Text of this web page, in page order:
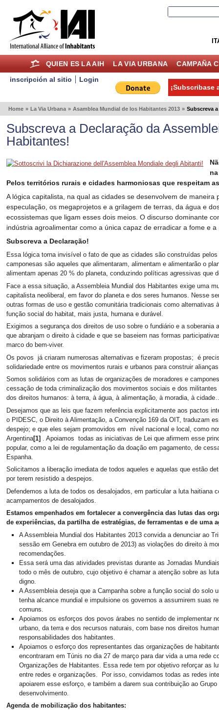
QUIEN ES LA AIH LA VIA URBANA CAMPAÑA
inscripción al sitio
Login
¡Subscribase
Home » La Via Urbana » Asamblea Mundial de los Habitantes 2013 » Subscreva
Subscreva a Declaração da
Habitantes!
Pelos territórios rurais e cidades harmoniosas que respeitam
A lógica capitalista, na qual as cidades se desenvolvem de
especulação, os megaprojetos e a grilagem de terras, da água e
ecossistemas que ligam esses dois meios. O discurso dominante
indústria agroalimentar como a única capaz de erradicar a fome e a
Subscreva a Declaração!
Essa lógica torna invisível o fato de que as cidades são construídas
camponesas são aqueles que alimentaram, alimentam e alimentarão o
alimentam apenas 20 % do planeta, conduzindo políticas agressivas que
Face a essa situação, a Assembleia Mundial dos Habitantes exige uma
capitalista neoliberal, em favor do planeta e dos seres humanos. Nesse
outras formas de uso e gestão comunitária tradicionais como alternativas
função social do habitat, mais justa, humana e durável.
Exigimos a segurança dos direitos de uso sobre o fundiário e a soberania
que abranjam o direito à cidade e que se baseiem nas formas
marco do bem-viver.
Os povos já criaram numerosas alternativas e fizeram propostas; é
solidariedade entre os movimentos rurais e urbanos para construir
Somos solidários com as lutas de organizações de moradores e
cessação de toda criminalização dos movimentos sociais e dos
dos direitos humanos: à terra, à água, à alimentação, à moradia, à
Desejamos que as leis que fazem referência explicitamente aos pactos
o PIDESC, o Direito à Alimentação, a Convenção 169 da OIT, traduzam
despejo; e que eles sejam promovidos em nível nacional e local, como
Argentina[1] . Apoiamos todas as iniciativas de Lei que afirmem esse
popular, como a lei de regulamentação da doação em pagamento, de
Espanha.
Solicitamos a liberação imediata de todos aqueles e aquelas que estão
por terem resistido a despejos.
Defendemos a luta de todos os desalojados, em particular a luta haitiana
acampamentos de desalojados.
Estamos empenhados em fortalecer a convergência das lutas das
de experiências, da partilha de estratégias, de ferramentas e de uma
A Assembleia Mundial dos Habitantes 2013 convida a denunciar ao
sessão em Genebra em outubro de 2013) as violações do direito à
recomendações.
Essa será uma das atividades previstas durante as Jornadas
todo o mês de outubro, cujo objetivo é chamar a atenção sobre as
digno.
A Assembleia deseja que a Campanha sobre a função social do solo
tenha alcance mundial e impulsione os governos a assumirem suas
comuns.
Apoiamos os esforços dos povos árabes no sentido de implementar
urbano, da terra e dos recursos naturais, com base nos direitos
responsabilidades dos habitantes.
Apoiamos o esforço dos representantes das organizações de
encontraram em Túnis no dia 27 de março para dar vida a uma rede
Organizações de Habitantes. Essa rede tem por objetivo reforçar as
entre redes e organizações. Por isso, convidamos todas as redes
apoiarem esse esforço, e também a darem sua contribuição ao
desenvolvimento.
Agenda de mobilização dos habitantes: